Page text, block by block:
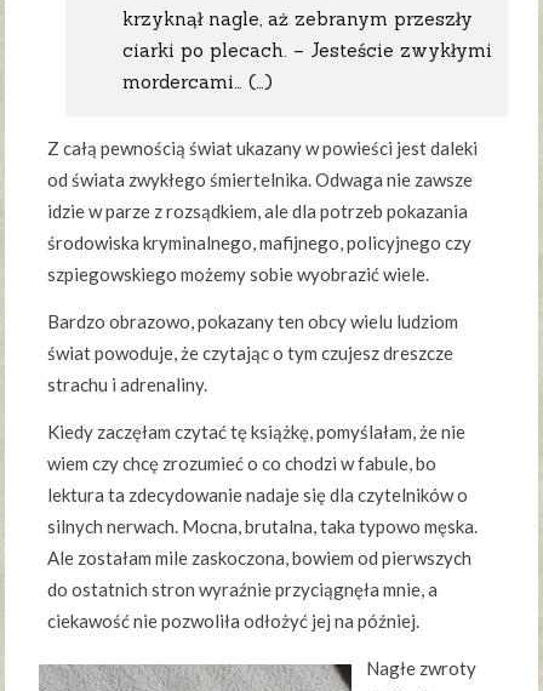
krzyknął nagle, aż zebranym przeszły
ciarki po plecach. – Jesteście zwykłymi
mordercami… (…)
Z całą pewnością świat ukazany w powieści jest daleki
od świata zwykłego śmiertelnika. Odwaga nie zawsze
idzie w parze z rozsądkiem, ale dla potrzeb pokazania
środowiska kryminalnego, mafijnego, policyjnego czy
szpiegowskiego możemy sobie wyobrazić wiele.
Bardzo obrazowo, pokazany ten obcy wielu ludziom
świat powoduje, że czytając o tym czujesz dreszcze
strachu i adrenaliny.
Kiedy zaczęłam czytać tę książkę, pomyślałam, że nie
wiem czy chcę zrozumieć o co chodzi w fabule, bo
lektura ta zdecydowanie nadaje się dla czytelników o
silnych nerwach. Mocna, brutalna, taka typowo męska.
Ale zostałam mile zaskoczona, bowiem od pierwszych
do ostatnich stron wyraźnie przyciągnęła mnie, a
ciekawość nie pozwoliła odłożyć jej na później.
Nagłe zwroty